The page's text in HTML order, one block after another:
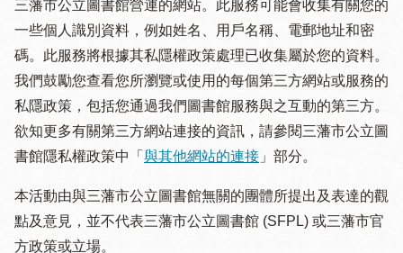
三藩市公立圖書館營運的網站。此服務可能會收集有關您的
一些個人識別資料，例如姓名、用戶名稱、電郵地址和密
碼。此服務將根據其私隱權政策處理已收集屬於您的資料。
我們鼓勵您查看您所瀏覽或使用的每個第三方網站或服務的
私隱政策，包括您通過我們圖書館服務與之互動的第三方。
欲知更多有關第三方網站連接的資訊，請參閱三藩市公立圖
書館隱私權政策中「 與其他網站的連接 」部分。
本活動由與三藩市公立圖書館無關的團體所提出及表達的觀
點及意見，並不代表三藩市公立圖書館 (SFPL) 或三藩市官
方政策或立場。